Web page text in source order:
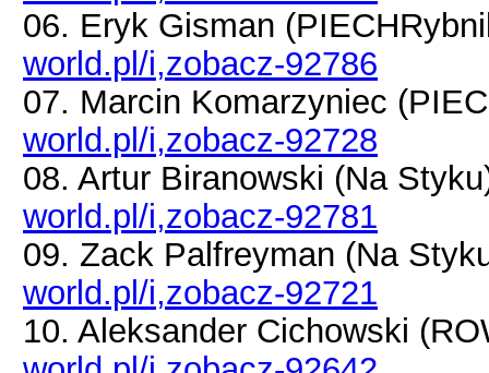
06. Eryk Gisman
world.pl/i,zobacz-92786
07. Marcin Komarzyniec
world.pl/i,zobacz-92728
08. Artur Biranowski (Na
world.pl/i,zobacz-92781
09. Zack Palfreyman (Na
world.pl/i,zobacz-92721
10. Aleksander Cichowski